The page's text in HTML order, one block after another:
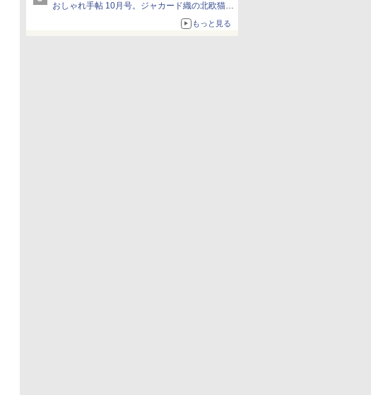
おしゃれ手帖 10月号。ジャカード織の北欧猫デ
もっと見る